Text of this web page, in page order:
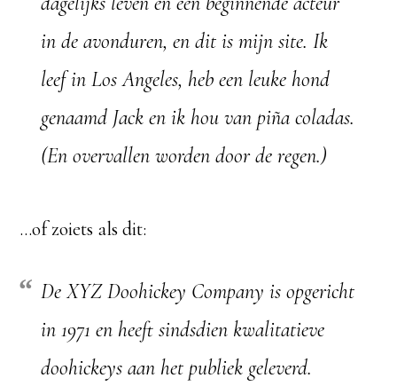
in de avonduren, en dit is mijn site. Ik
leef in Los Angeles, heb een leuke hond
genaamd Jack en ik hou van piña coladas.
(En overvallen worden door de regen.)
…of zoiets als dit:
De XYZ Doohickey Company is opgericht
in 1971 en heeft sindsdien kwalitatieve
doohickeys aan het publiek geleverd.